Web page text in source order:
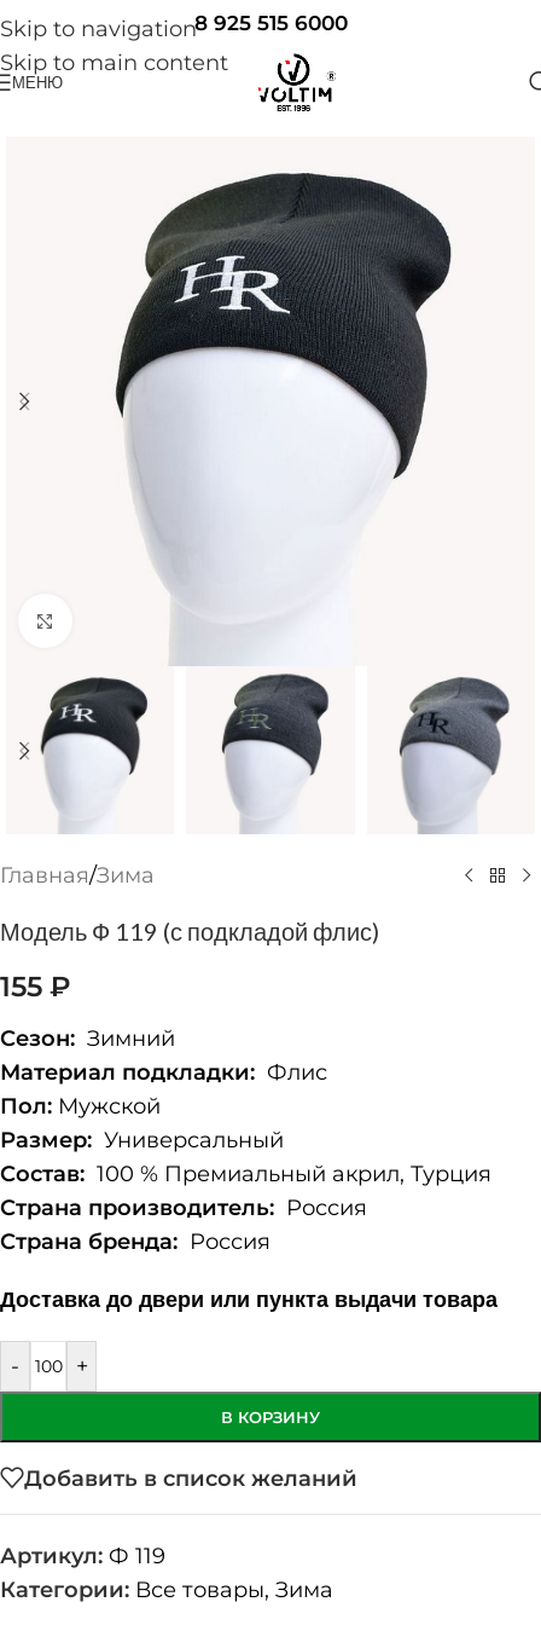
Skip to navigation
Skip to main content
8 925 515 6000
МЕНЮ
Главная/Зима
Модель Ф 119 (с подкладой флис)
155 ₽
Сезон: Зимний
Материал подкладки: Флис
Пол: Мужской
Размер: Универсальный
Состав: 100 % Премиальный акрил, Турция
Страна производитель: Россия
Страна бренда: Россия
Доставка до двери или пункта выдачи товара
- +
В КОРЗИНУ
Добавить в список желаний
Артикул: Ф 119
Категории: Все товары, Зима